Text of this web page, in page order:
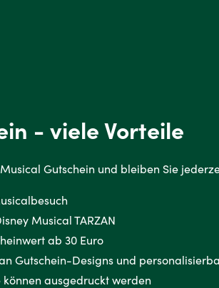
- viele Vorteile
Gutschein und bleiben Sie
Musical TARZAN
ab 30 Euro
Gutschein-Designs und
ausgedruckt werden